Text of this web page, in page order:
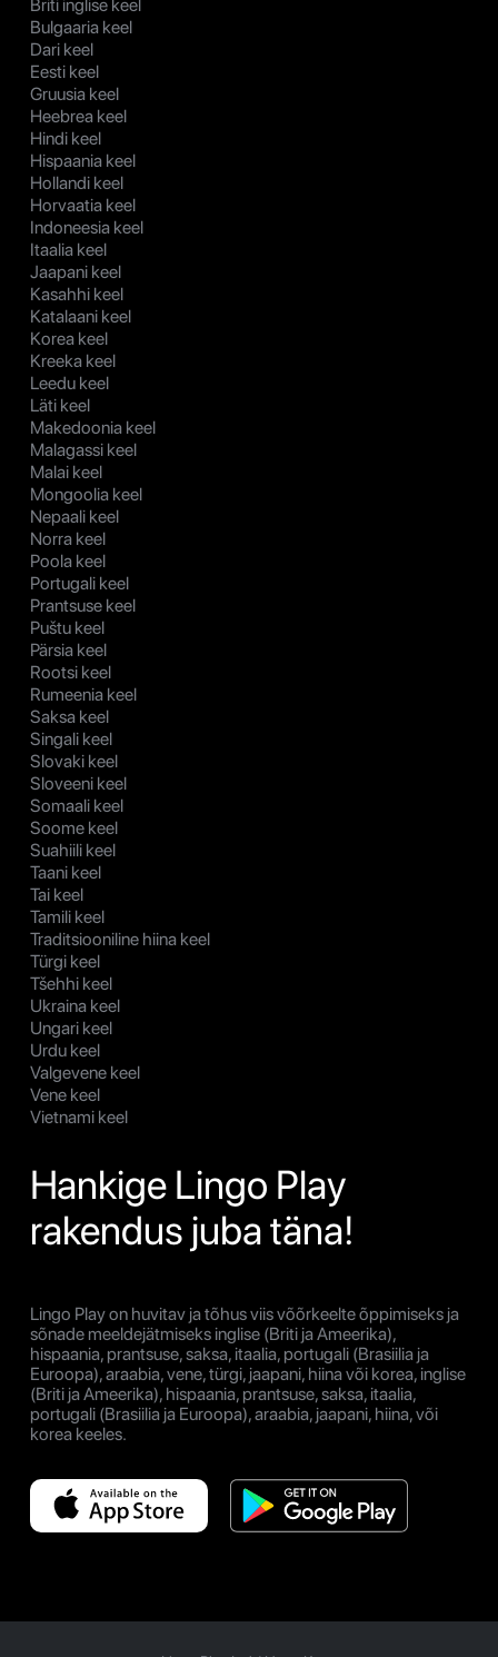
Briti inglise keel
Bulgaaria keel
Dari keel
Eesti keel
Gruusia keel
Heebrea keel
Hindi keel
Hispaania keel
Hollandi keel
Horvaatia keel
Indoneesia keel
Itaalia keel
Jaapani keel
Kasahhi keel
Katalaani keel
Korea keel
Kreeka keel
Leedu keel
Läti keel
Makedoonia keel
Malagassi keel
Malai keel
Mongoolia keel
Nepaali keel
Norra keel
Poola keel
Portugali keel
Prantsuse keel
Puštu keel
Pärsia keel
Rootsi keel
Rumeenia keel
Saksa keel
Singali keel
Slovaki keel
Sloveeni keel
Somaali keel
Soome keel
Suahiili keel
Taani keel
Tai keel
Tamili keel
Traditsiooniline hiina keel
Türgi keel
Tšehhi keel
Ukraina keel
Ungari keel
Urdu keel
Valgevene keel
Vene keel
Vietnami keel
Hankige Lingo Play
rakendus juba täna!
Lingo Play on huvitav ja tõhus viis võõrkeelte õppimiseks ja
sõnade meeldejätmiseks inglise (Briti ja Ameerika),
hispaania, prantsuse, saksa, itaalia, portugali (Brasiilia ja
Euroopa), araabia, vene, türgi, jaapani, hiina või korea, inglise
(Briti ja Ameerika), hispaania, prantsuse, saksa, itaalia,
portugali (Brasiilia ja Euroopa), araabia, jaapani, hiina, või
korea keeles.